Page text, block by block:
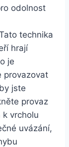
odolnost
technika
hrají
je
provazovat
jste
provaz
k vrcholu
uvázání,